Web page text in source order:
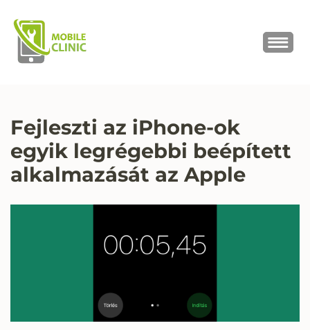
Fejleszti az iPhone-ok
egyik legrégebbi beépített
alkalmazását az Apple